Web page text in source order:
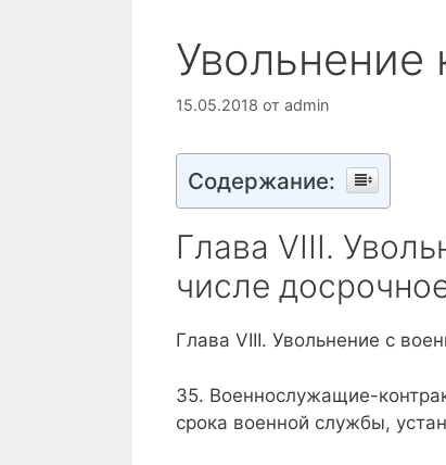
Увольнение
15.05.2018 от admin
Содержание:
Глава VIII.
числе
Глава VIII. Увольнение с
35. Военнослужащие-
срока военной службы,